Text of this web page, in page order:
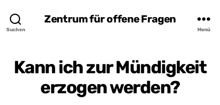
Suchen
Zentrum für offene Fragen
Menü
Kann ich zur Mündigkeit
erzogen werden?